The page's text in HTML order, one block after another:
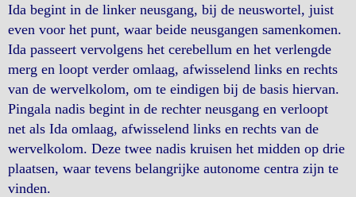
Ida begint in de linker neusgang, bij de neuswortel, juist
even voor het punt, waar beide neusgangen samenkomen.
Ida passeert vervolgens het cerebellum en het verlengde
merg en loopt verder omlaag, afwisselend links en rechts
van de wervelkolom, om te eindigen bij de basis hiervan.
Pingala nadis begint in de rechter neusgang en verloopt
net als Ida omlaag, afwisselend links en rechts van de
wervelkolom. Deze twee nadis kruisen het midden op drie
plaatsen, waar tevens belangrijke autonome centra zijn te
vinden.